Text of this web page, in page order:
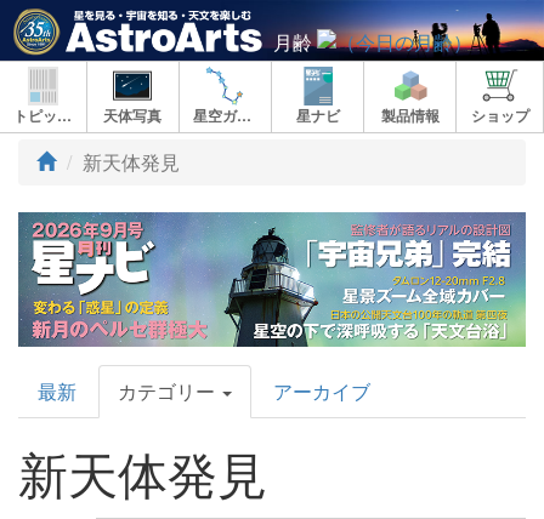
月齢
トピックス 天体写真 星空ガイド 星ナビ 製品情報 ショップ
新天体発見
AstroArts
Topics
最新 カテゴリー アーカイブ
新天体発見